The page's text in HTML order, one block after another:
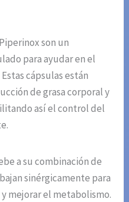
son un
para ayudar en el
cápsulas están
de grasa corporal y
así el control del
a su combinación de
sinérgicamente para
mejorar el metabolismo.